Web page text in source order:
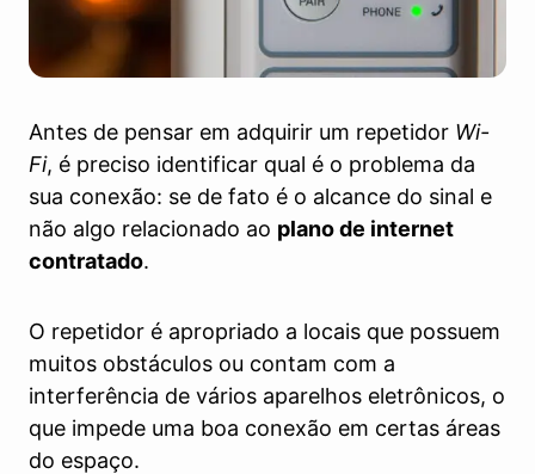
Antes de pensar em adquirir um repetidor Wi-
Fi, é preciso identificar qual é o problema da
sua conexão: se de fato é o alcance do sinal e
não algo relacionado ao plano de internet
contratado.
O repetidor é apropriado a locais que possuem
muitos obstáculos ou contam com a
interferência de vários aparelhos eletrônicos, o
que impede uma boa conexão em certas áreas
do espaço.